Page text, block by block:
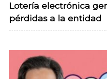
Lotería electrónica
pérdidas a la entidad